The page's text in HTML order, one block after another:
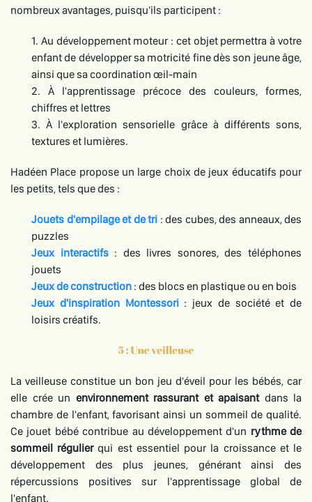
nombreux avantages, puisqu'ils participent :
1. Au développement moteur : cet objet permettra à votre
enfant de développer sa motricité fine dès son jeune âge,
ainsi que sa coordination œil-main
2. À l'apprentissage précoce des couleurs, formes,
chiffres et lettres
3. À l'exploration sensorielle grâce à différents sons,
textures et lumières.
Hadéen Place propose un large choix de jeux éducatifs pour
les petits, tels que des :
Jouets d'empilage et de tri : des cubes, des anneaux, des
puzzles
Jeux interactifs: des livres sonores, des téléphones
jouets
Jeux de construction : des blocs en plastique ou en bois
Jeux d'inspiration Montessori: jeux de société et de
loisirs créatifs.
La veilleuse constitue un bon jeu d'éveil pour les bébés, car
elle crée un environnement rassurant et apaisantdans la
chambre de l'enfant, favorisant ainsi un sommeil de qualité.
Ce jouet bébé contribue au développement d'un rythme de
sommeil régulierqui est essentiel pour la croissance et le
développement des plus jeunes, générant ainsi des
répercussions positives sur l'apprentissage global de
l'enfant.